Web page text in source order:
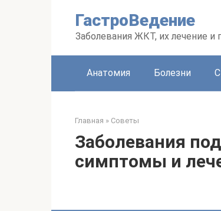
ГастроВедение
Заболевания ЖКТ, их лечение и
Анатомия Болезни
Главная » Советы
Заболевания
симптомы и